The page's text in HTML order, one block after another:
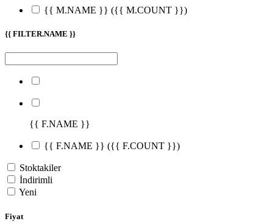
{{ M.NAME }} ({{ M.COUNT }})
{{ FILTER.NAME }}
{{ F.NAME }}
{{ F.NAME }} ({{ F.COUNT }})
Stoktakiler
İndirimli
Yeni
Fiyat